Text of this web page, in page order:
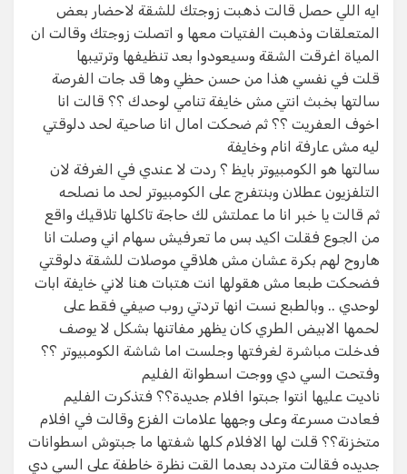
ايه اللي حصل قالت ذهبت زوجتك للشقة لاحضار بعض
المتعلقات وذهبت الفتيات معها و اتصلت زوجتك وقالت ان
المياة اغرقت الشقة وسيعودوا بعد تنظيفها وترتيبها
قلت في نفسي هذا من حسن حظي وها قد جات الفرصة
سالتها بخبث انتي مش خايفة تنامي لوحدك ؟؟ قالت انا
اخوف العفريت ؟؟ ثم ضحكت امال انا صاحية لحد دلوقتي
ليه مش عارفة انام وخايفة
سالتها هو الكومبيوتر بايظ ؟ ردت لا عندي في الغرفة لان
التلفزيون عطلان وبنتفرج على الكومبيوتر لحد ما نصلحه
ثم قالت يا خبر انا ما عملتش لك حاجة تاكلها تلاقيك واقع
من الجوع فقلت اكيد بس ما تعرفيش سهام اني وصلت انا
هاروح لهم بكرة عشان مش هلاقي موصلات للشقة دلوقتي
فضحكت طبعا مش هقولها انت هتبات هنا لاني خايفة ابات
لوحدي .. وبالطبع نست انها تردتي روب صيفي فقط على
لحمها الابيض الطري كان يظهر مفاتنها بشكل لا يوصف
فدخلت مباشرة لغرفتها وجلست اما شاشة الكومبيوتر ؟؟
وفتحت السي دي ووجت اسطوانة الفليم
ناديت عليها انتوا جبتوا افلام جديدة؟؟ فتذكرت الفليم
فعادت مسرعة وعلى وجهها علامات الفزع وقالت في افلام
متخزنة؟؟ قلت لها الافلام كلها شفتها ما جبتوش اسطوانات
جديده فقالت متردد بعدما القت نظرة خاطفة على السي دي